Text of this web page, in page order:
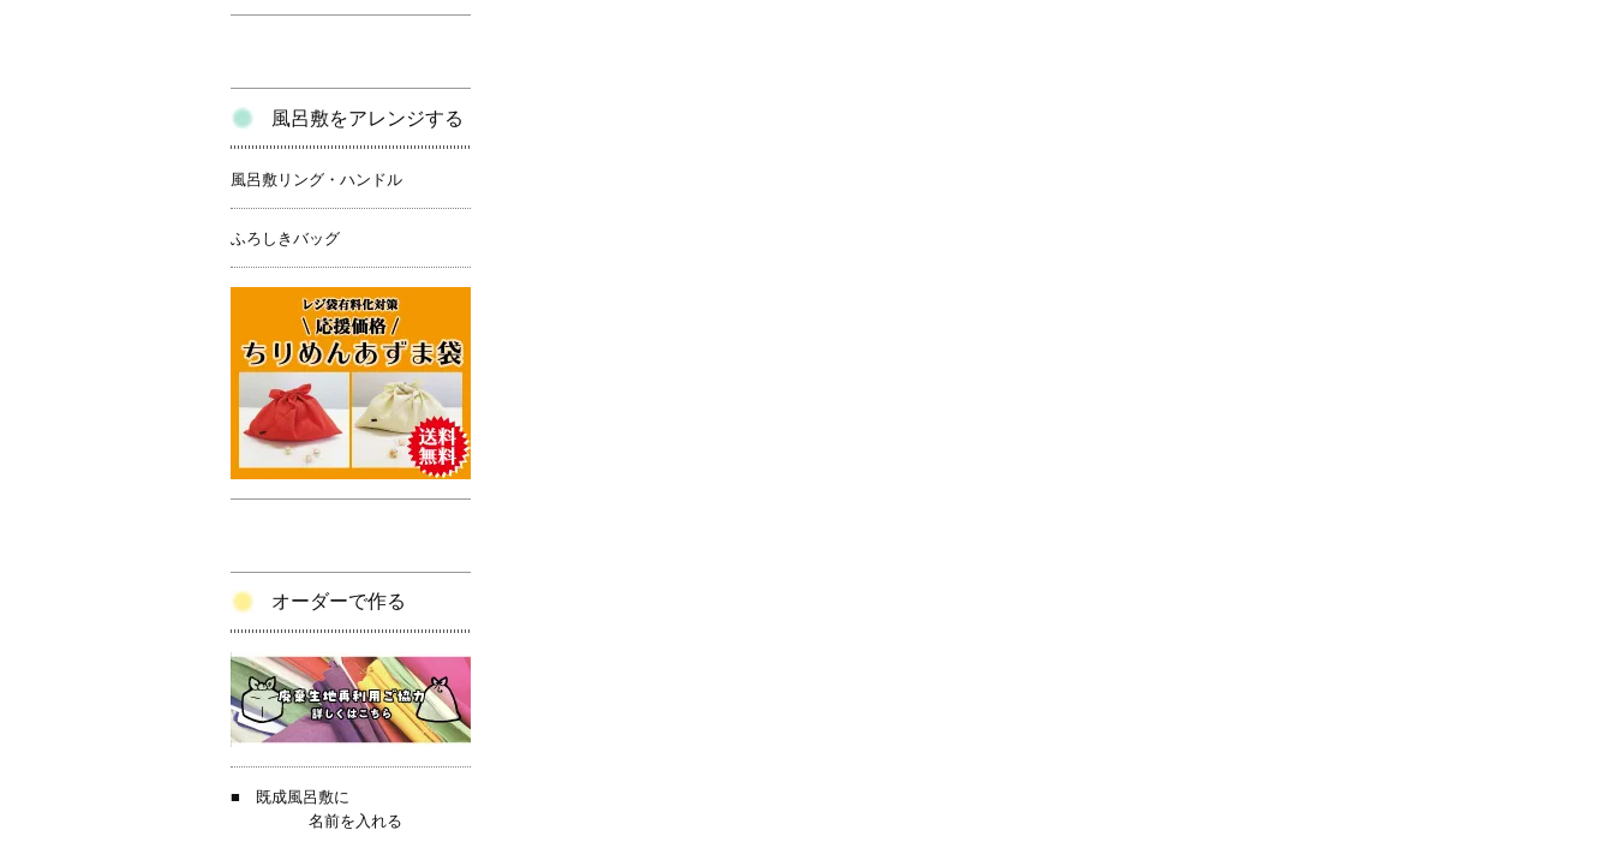
風呂敷をアレンジする
風呂敷リング・ハンドル
ふろしきバッグ
オーダーで作る
■ 既成風呂敷に
名前を入れる